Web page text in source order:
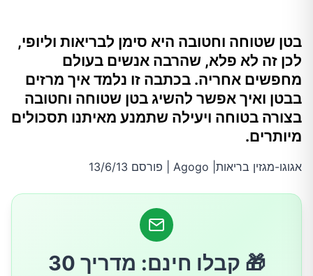
בטן שטוחה וחטובה היא סימן לבריאות וליופי,
לכן זה לא פלא, שהרבה אנשים בעולם
מחפשים אחריה. בכתבה זו נלמד איך מרזים
בבטן ואיך אפשר להשיג בטן שטוחה וחטובה
בצורה בטוחה ויעילה שתמנע מאיתנו תסכולים
מיותרים.
אגוגו-מגזין בריאות| Agogo | פורסם 13/6/13
🎁 קבלו חינם: מדריך 30